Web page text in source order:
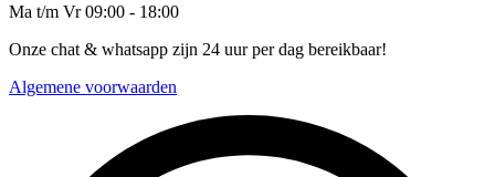
Ma t/m Vr 09:00 - 18:00
Onze chat & whatsapp zijn 24 uur per dag bereikbaar!
Algemene voorwaarden